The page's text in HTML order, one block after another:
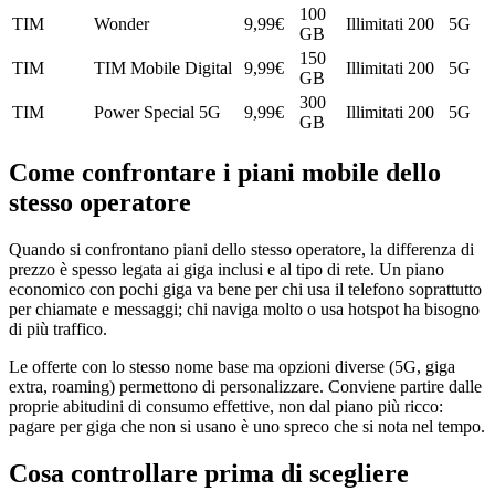
TIM
Wonder 9,99€
100
GB
Illimitati 200 5G
TIM TIM Mobile Digital 9,99€
150
GB
Illimitati 200 5G
TIM Power Special 5G 9,99€
300
GB
Illimitati 200 5G
Come confrontare i piani mobile dello
stesso operatore
Quando si confrontano piani dello stesso operatore, la differenza di
prezzo è spesso legata ai giga inclusi e al tipo di rete. Un piano
economico con pochi giga va bene per chi usa il telefono soprattutto
per chiamate e messaggi; chi naviga molto o usa hotspot ha bisogno
di più traffico.
Le offerte con lo stesso nome base ma opzioni diverse (5G, giga
extra, roaming) permettono di personalizzare. Conviene partire dalle
proprie abitudini di consumo effettive, non dal piano più ricco:
pagare per giga che non si usano è uno spreco che si nota nel tempo.
Cosa controllare prima di scegliere